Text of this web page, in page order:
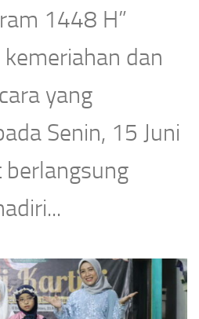
1448 H”
dan
yang
Senin, 15 Juni